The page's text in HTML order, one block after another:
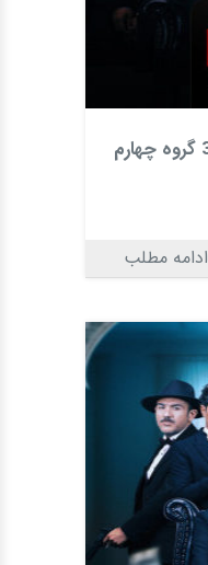
دانلود شب های مافیا 3 گروه چهارم
ادامه مطلب